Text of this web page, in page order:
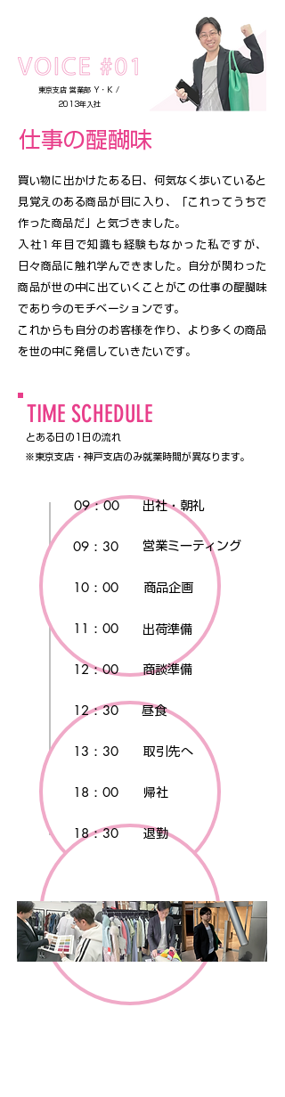
東京支店 営業部 Y・K /
2013年入社
仕事の醍醐味
買い物に出かけたある日、何気なく歩いていると
見覚えのある商品が目に入り、「これってうちで
作った商品だ」と気づきました。
入社1年目で知識も経験もなかった私ですが、
日々商品に触れ学んできました。自分が関わった
商品が世の中に出ていくことがこの仕事の醍醐味
であり今のモチベーションです。
これからも自分のお客様を作り、より多くの商品
を世の中に発信していきたいです。
​とある日の1日の流れ
TIME SCHEDULE
※東京支店・神戸支店のみ就業時間が異なります。
09：00
09：30
10：00
11：00
12：00
12：30
13：30
18：00
18：30
出社・朝礼
営業ミーティング
商品企画
出荷準備
商談準備
昼食
取引先へ
帰社
退勤